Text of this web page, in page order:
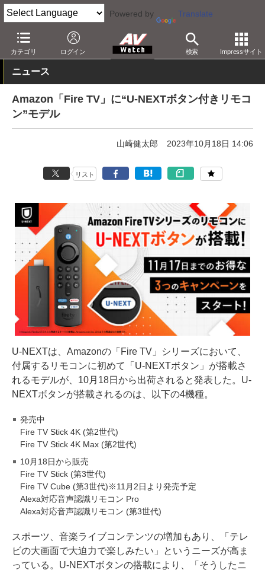
Powered by Translate
カテゴリ ログイン 検索 Impressサイト
AV Watch 製品 メディアプレーヤー Fire TV
ニュース
Amazon「Fire TV」に“U-NEXTボタン付きリモコ
ン”モデル
山崎健太郎 2023年10月18日 14:06
リスト
U-NEXTは、Amazonの「Fire TV」シリーズにおいて、
付属するリモコンに初めて「U-NEXTボタン」が搭載さ
れるモデルが、10月18日から出荷されると発表した。U-
NEXTボタンが搭載されるのは、以下の4機種。
発売中
Fire TV Stick 4K (第2世代)
Fire TV Stick 4K Max (第2世代)
10月18日から販売
Fire TV Stick (第3世代)
Fire TV Cube (第3世代)※11月2日より発売予定
Alexa対応音声認識リモコン Pro
Alexa対応音声認識リモコン (第3世代)
スポーツ、音楽ライブコンテンツの増加もあり、「テレ
ビの大画面で大迫力で楽しみたい」というニーズが高ま
っている。U-NEXTボタンの搭載により、「そうしたニ